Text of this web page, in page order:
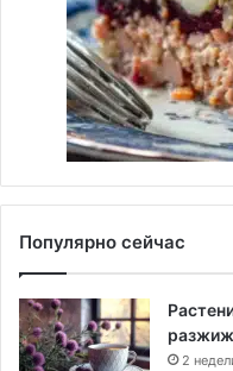
Популярно сейчас
2